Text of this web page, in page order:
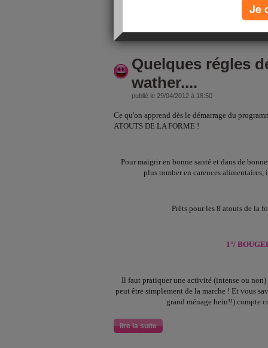
sans se réveiller à 20mois il était temps lol. Il a
Quelques régles
wather....
publié le 29/04/2012 à 18:50
Ce qu'on apprend dès le démarrage du
ATOUTS DE LA FORME !
Pour maigrir en bonne santé et dans de
plus tomber en carences alimentaires,
Prêts pour les 8 atouts de la
1°/
Il faut pratiquer une activité (intense ou
peut être simplement de la marche ! Et vous
grand ménage hein!!) compte
lire la suite
Je